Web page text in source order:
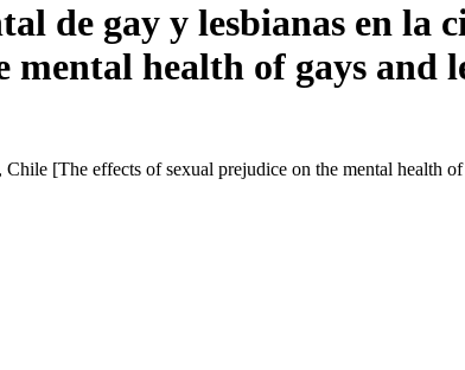
de gay y lesbianas en la
health of gays and
[The effects of sexual prejudice on the mental health